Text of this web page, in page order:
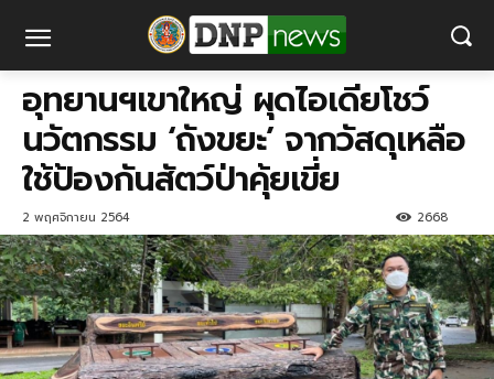
อุทยานฯเขาใหญ่ ผุดไอเดียโชว์
นวัตกรรม ‘ถังขยะ’ จากวัสดุเหลือ
ใช้ป้องกันสัตว์ป่าคุ้ยเขี่ย
2 พฤศจิกายน 2564 2668